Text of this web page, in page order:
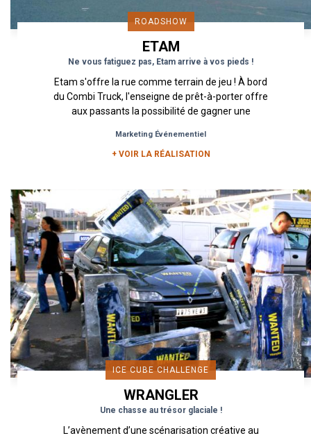
ROADSHOW
ETAM
Ne vous fatiguez pas, Etam arrive à vos pieds !
Etam s'offre la rue comme terrain de jeu ! À bord
du Combi Truck, l'enseigne de prêt-à-porter offre
aux passants la possibilité de gagner une
Marketing Événementiel
+ VOIR LA RÉALISATION
ICE CUBE CHALLENGE
WRANGLER
Une chasse au trésor glaciale !
L’avènement d’une scénarisation créative au